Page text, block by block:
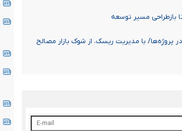
بازطراحی مسیر توسعه
با مدیریت ریسک، از شوک بازار مصالح